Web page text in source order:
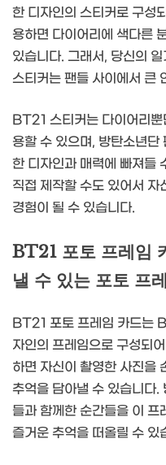
한 디자인의 스티커로 구성
용하면 다이어리에 색다른
있습니다. 그래서, 당신의
스티커는 팬들 사이에서 큰
BT21 스티커는 다이어리
용할 수 있으며, 방탄소년단
한 디자인과 매력에 빠져들
직접 제작할 수도 있어서
경험이 될 수 있습니다.
BT21 포토 프레임
낼 수 있는 포토 프
BT21 포토 프레임 카드는
자인의 프레임으로 구성되
하면 자신이 촬영한 사진을
추억을 담아낼 수 있습니다
들과 함께한 순간들을 이 프
즐거운 추억을 떠올릴 수 있